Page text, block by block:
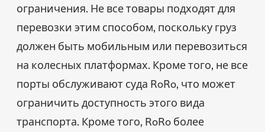
ограничения. Не все товары подходят для
перевозки этим способом, поскольку груз
должен быть мобильным или перевозиться
на колесных платформах. Кроме того, не все
порты обслуживают суда RoRo, что может
ограничить доступность этого вида
транспорта. Кроме того, RoRo более